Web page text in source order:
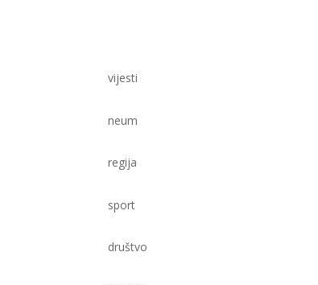
vijesti
neum
regija
sport
društvo